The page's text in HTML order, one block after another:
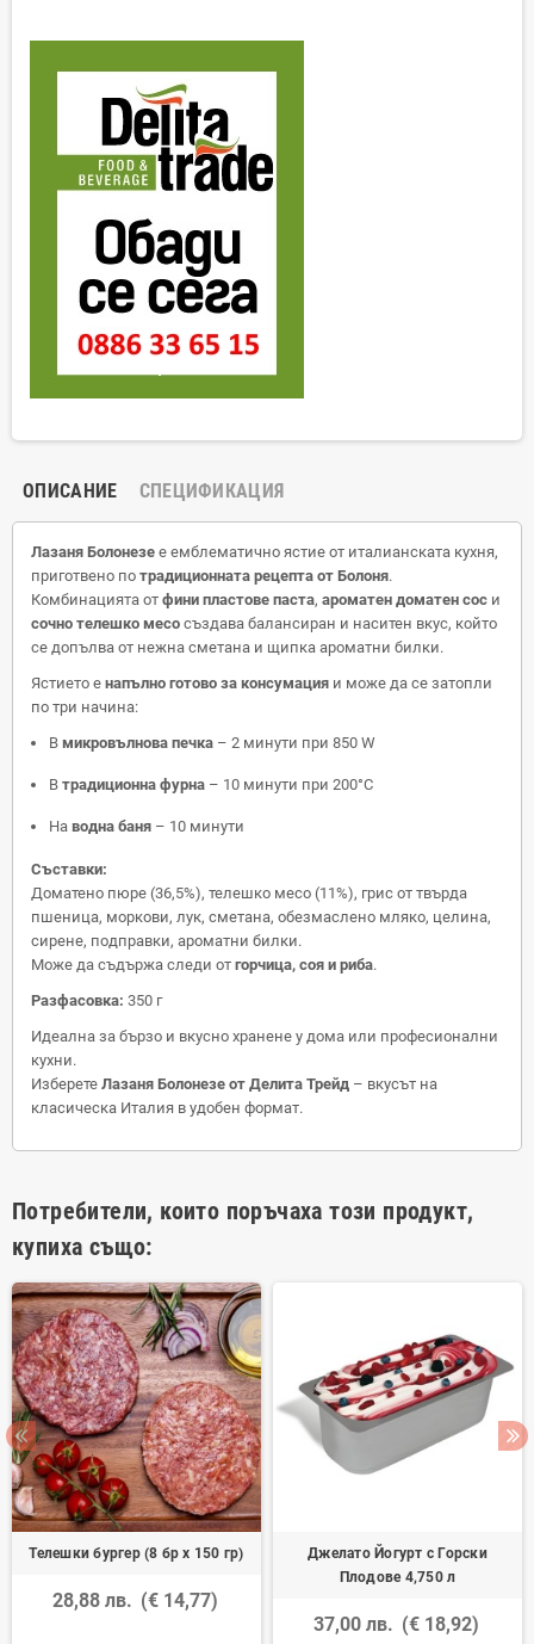
ОПИСАНИЕ СПЕЦИФИКАЦИЯ
Лазаня Болонезе е емблематично ястие от италианската кухня,
приготвено по традиционната рецепта от Болоня.
Комбинацията от фини пластове паста, ароматен доматен сос и
сочно телешко месо създава балансиран и наситен вкус, който
се допълва от нежна сметана и щипка ароматни билки.
Ястието е напълно готово за консумация и може да се затопли
по три начина:
В микровълнова печка – 2 минути при 850 W
В традиционна фурна – 10 минути при 200°C
На водна баня – 10 минути
Съставки:
Доматено пюре (36,5%), телешко месо (11%), грис от твърда
пшеница, моркови, лук, сметана, обезмаслено мляко, целина,
сирене, подправки, ароматни билки.
Може да съдържа следи от горчица, соя и риба.
Разфасовка: 350 г
Идеална за бързо и вкусно хранене у дома или професионални
кухни.
Изберете Лазаня Болонезе от Делита Трейд – вкусът на
класическа Италия в удобен формат.
Потребители, които поръчаха този продукт,
купиха също:
Телешки бургер (8 бр х 150 гр)
28,88 лв. (€ 14,77)
Джелато Йогурт с Горски
Плодове 4,750 л
37,00 лв. (€ 18,92)